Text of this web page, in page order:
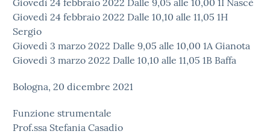
Giovedì 24 febbraio 2022 Dalle 9,05 alle 10,00 1I Nascè
Giovedì 24 febbraio 2022 Dalle 10,10 alle 11,05 1H
Sergio
Giovedì 3 marzo 2022 Dalle 9,05 alle 10,00 1A Gianota
Giovedì 3 marzo 2022 Dalle 10,10 alle 11,05 1B Baffa
Bologna, 20 dicembre 2021
Funzione strumentale
Prof.ssa Stefania Casadio